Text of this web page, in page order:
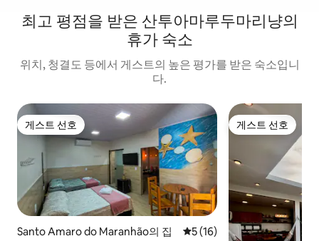
최고 평점을 받은 산투아마루두마리냥의
휴가 숙소
위치, 청결도 등에서 게스트의 높은 평가를 받은 숙소입니
다.
게스트 선호
게스트 선호
Santo Amaro do Maranhão의 집 평점 5점(5점 만점), 후기 16
5 (16)
게스트 선호
게스트 선호